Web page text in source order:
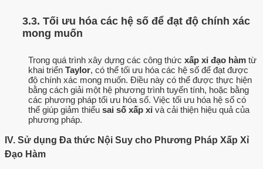
3.3. Tối ưu hóa các hệ số để đạt độ chính xác
mong muốn
Trong quá trình xây dựng các công thức xấp xỉ đạo hàm từ
khai triển Taylor, có thể tối ưu hóa các hệ số để đạt được
độ chính xác mong muốn. Điều này có thể được thực hiện
bằng cách giải một hệ phương trình tuyến tính, hoặc bằng
các phương pháp tối ưu hóa số. Việc tối ưu hóa hệ số có
thể giúp giảm thiểu sai số xấp xỉ và cải thiện hiệu quả của
phương pháp.
IV. Sử dụng Đa thức Nội Suy cho Phương Pháp Xấp Xỉ
Đạo Hàm